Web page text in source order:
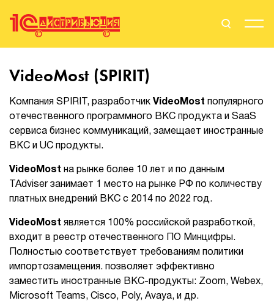
Поиск Вход
Вендоры
События
Сервисы для партнеров
1Cофт
VideoMost (SPIRIT)
Компания SPIRIT, разработчик VideoMost популярного
отечественного программного ВКС продукта и SaaS
сервиса бизнес коммуникаций, замещает иностранные
ВКС и UC продукты.
VideoMost на рынке более 10 лет и по данным
TAdviser занимает 1 место на рынке РФ по количеству
платных внедрений ВКС c 2014 по 2022 год.
VideoMost является 100% российской разработкой,
входит в реестр отечественного ПО Минцифры.
Полностью соответствует требованиям политики
импортозамещения. позволяет эффективно
заместить иностранные ВКС-продукты: Zoom, Webex,
Microsoft Teams, Cisco, Poly, Avaya, и др.